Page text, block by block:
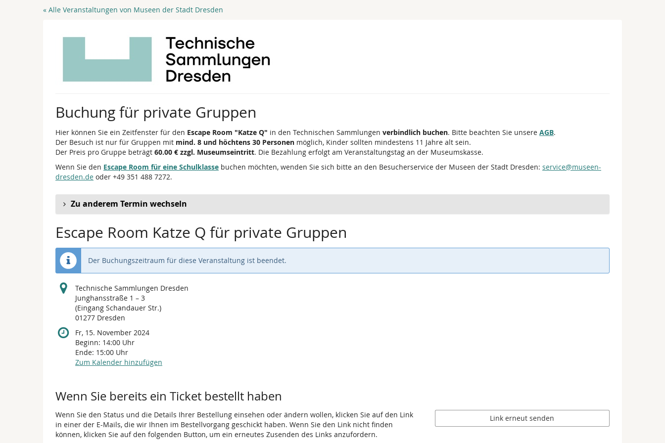
« Alle Veranstaltungen von Museen der Stadt Dresden
Buchung für private Gruppen
Hier können Sie ein Zeitfenster für den Escape Room "Katze Q" in den Technischen Sammlungen verbindlich buchen. Bitte beachten Sie unsere AGB.
Der Besuch ist nur für Gruppen mit mind. 8 und höchtens 30 Personen möglich, Kinder sollten mindestens 11 Jahre alt sein.
Der Preis pro Gruppe beträgt 60.00 € zzgl. Museumseintritt. Die Bezahlung erfolgt am Veranstaltungstag an der Museumskasse.
Wenn Sie den Escape Room für eine Schulklasse buchen möchten, wenden Sie sich bitte an den Besucherservice der Museen der Stadt Dresden: service@museen-
dresden.de oder +49 351 488 7272.
Zu anderem Termin wechseln
Escape Room Katze Q für private Gruppen
Der Buchungszeitraum für diese Veranstaltung ist beendet.
Technische Sammlungen Dresden
Junghansstraße 1 – 3
(Eingang Schandauer Str.)
01277 Dresden
Fr, 15. November 2024
Beginn: 14:00 Uhr
Ende: 15:00 Uhr
Zum Kalender hinzufügen
Wenn Sie bereits ein Ticket bestellt haben
Wenn Sie den Status und die Details Ihrer Bestellung einsehen oder ändern wollen, klicken Sie auf den Link
in einer der E-Mails, die wir Ihnen im Bestellvorgang geschickt haben. Wenn Sie den Link nicht finden
können, klicken Sie auf den folgenden Button, um ein erneutes Zusenden des Links anzufordern.
Link erneut senden